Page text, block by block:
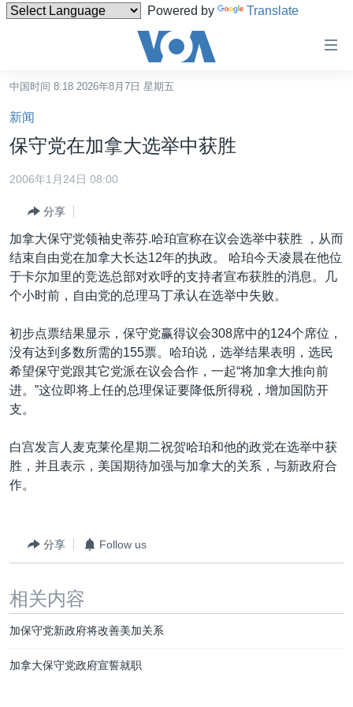
Powered by Translate
碍
链
接
转
跳
转
航
跳
到
中国
港澳
国际
最新国际新闻
印太
中东
欧洲
非洲
美洲
全球议题
分类新闻
经济·金融·贸易
人权·法律·宗教
科教·文娱·体健
军事
劳工
环境
美中关系
热点专题
白宫要闻
国会报道
美中关系
美国建国250周年
埃博拉疫情
关注西藏
GEN Z 看美国
VOA视频
VOA今日焦点
中文广播
关注我们
其他语言网站
中国时间 8:18 2026年8月7日 星期五
新闻
保守党在加拿大选举中获胜
2006年1月24日 08:00
分享
加拿大保守党领袖史蒂芬.哈珀宣称在议会选举中获胜 ，从而
结束自由党在加拿大长达12年的执政。 哈珀今天凌晨在他位
于卡尔加里的竞选总部对欢呼的支持者宣布获胜的消息。几
个小时前，自由党的总理马丁承认在选举中失败。
初步点票结果显示，保守党赢得议会308席中的124个席位，
没有达到多数所需的155票。哈珀说，选举结果表明，选民
希望保守党跟其它党派在议会合作，一起“将加拿大推向前
进。”这位即将上任的总理保证要降低所得税，增加国防开
支。
白宫发言人麦克莱伦星期二祝贺哈珀和他的政党在选举中获
胜，并且表示，美国期待加强与加拿大的关系，与新政府合
作。
分享 Follow us
相关内容
加保守党新政府将改善美加关系
加拿大保守党政府宣誓就职